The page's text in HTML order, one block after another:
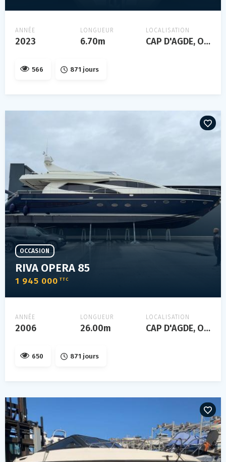
ANNÉE
2023
LONGUEUR
6.70m
LOCALISATION
CAP D'AGDE, Occitanie, FRANCE
566 871 jours
RIVA OPERA 85
1 945 000 TTC
OCCASION
ANNÉE
2006
LONGUEUR
26.00m
LOCALISATION
CAP D'AGDE, Occitanie, FRANCE
650 871 jours